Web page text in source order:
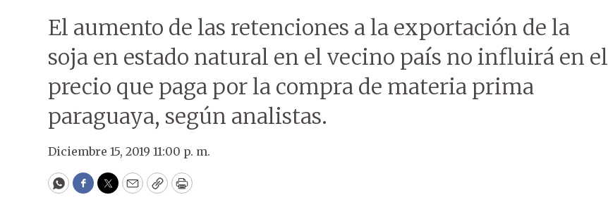
El aumento de las retenciones a la exportación de la
soja en estado natural en el vecino país no influirá en el
precio que paga por la compra de materia prima
paraguaya, según analistas.
Diciembre 15, 2019 11:00 p. m.
WhatsApp
Facebook
Twitter
EmailCopyPrint